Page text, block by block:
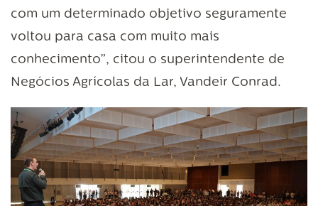
com um determinado objetivo seguramente
voltou para casa com muito mais
conhecimento”, citou o superintendente de
Negócios Agrícolas da Lar, Vandeir Conrad.